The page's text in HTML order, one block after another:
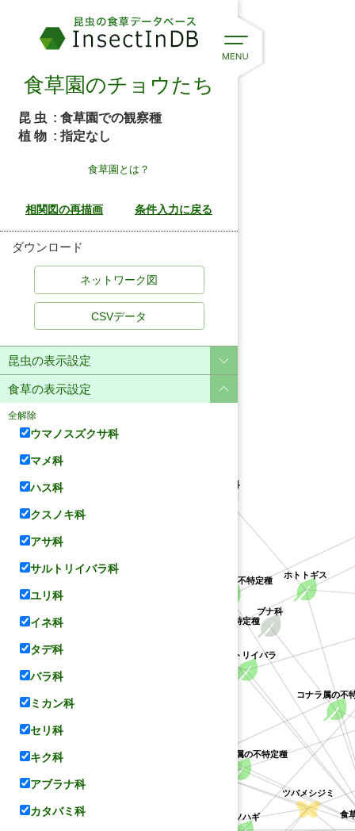
ツバメシジミ
ハス科
サルトリイバラ
ユリ科
ホトトギス
ミソハギ
アカネ科
クチナシ属の不特定種
クソカズラ属の不特定種
キジョラン属の不特定種
ブナ科
コナラ属の不
食
食草園のチョウたち
昆 虫 : 食草園での観察種
植 物 : 指定なし
食草園とは？
ダウンロード
CSVデータ
昆虫の表示設定
食草の表示設定
全解除
ウマノスズクサ科
マメ科
ハス科
クスノキ科
アサ科
サルトリイバラ科
ユリ科
イネ科
タデ科
バラ科
ミカン科
セリ科
キク科
アブラナ科
カタバミ科